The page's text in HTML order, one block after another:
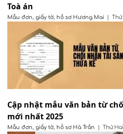
Toà án
Mẫu đơn, giấy tờ, hồ sơ Hương Mai | Thứ
Cập nhật mẫu văn bản từ
mới nhất 2025
Mẫu đơn, giấy tờ, hồ sơ Hà Trần | Thứ